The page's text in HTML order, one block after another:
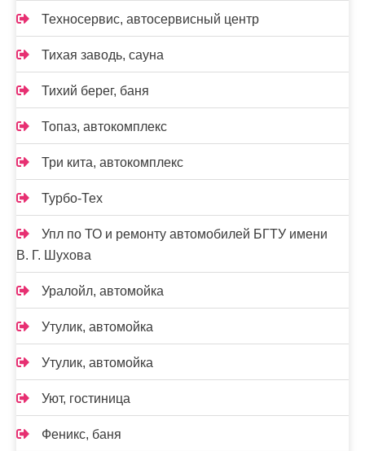
Техносервис, автосервисный центр
Тихая заводь, сауна
Тихий берег, баня
Топаз, автокомплекс
Три кита, автокомплекс
Турбо-Тех
Упл по ТО и ремонту автомобилей БГТУ имени
В. Г. Шухова
Уралойл, автомойка
Утулик, автомойка
Утулик, автомойка
Уют, гостиница
Феникс, баня